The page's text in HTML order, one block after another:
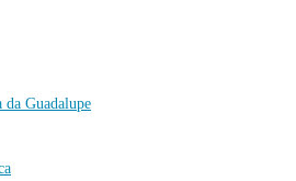
da Guadalupe